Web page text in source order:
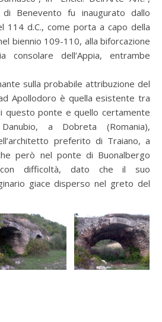
di Benevento fu inaugurato dallo
114 d.C., come porta a capo della
biennio 109-110, alla biforcazione
dell’Appia, entrambe
sulla probabile attribuzione del
Apollodoro è quella esistente tra
questo ponte e quello certamente
a Dobreta (Romania),
preferito di Traiano, a
però nel ponte di Buonalbergo
con difficoltà, dato che il suo
giace disperso nel greto del